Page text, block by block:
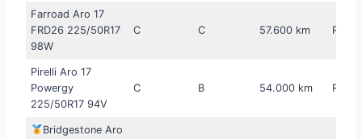
Farroad Aro 17
FRD26 225/50R17
98W
C C 57.600 km R$
Pirelli Aro 17
Powergy
225/50R17 94V
C B 54.000 km R$
Bridgestone Aro